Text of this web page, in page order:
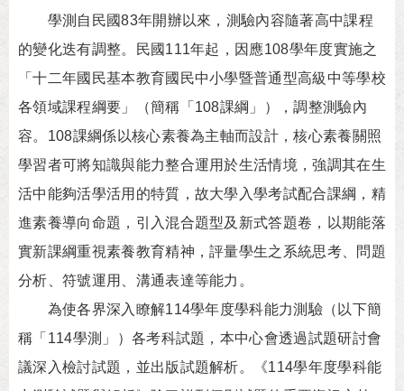
學測自民國83年開辦以來，測驗內容隨著高中課程
的變化迭有調整。民國111年起，因應108學年度實施之
「十二年國民基本教育國民中小學暨普通型高級中等學校
各領域課程綱要」（簡稱「108課綱」），調整測驗內
容。108課綱係以核心素養為主軸而設計，核心素養關照
學習者可將知識與能力整合運用於生活情境，強調其在生
活中能夠活學活用的特質，故大學入學考試配合課綱，精
進素養導向命題，引入混合題型及新式答題卷，以期能落
實新課綱重視素養教育精神，評量學生之系統思考、問題
分析、符號運用、溝通表達等能力。
為使各界深入瞭解114學年度學科能力測驗（以下簡
稱「114學測」）各考科試題，本中心會透過試題研討會
議深入檢討試題，並出版試題解析。《114學年度學科能